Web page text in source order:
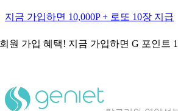
지금 가입하면 10,000P + 로또 10장 지급
원 가입 혜택! 지금 가입하면 G 포인트